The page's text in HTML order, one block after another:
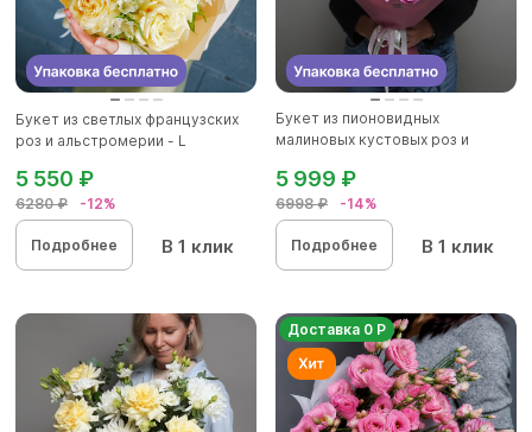
Букет из светлых французских
роз и альстромерии - L
6280 ₽ -12%
5 550 ₽
Подробнее В 1 клик
Букет из пионовидных
малиновых кустовых роз и
6998 ₽ -14%
5 999 ₽
Подробнее В 1 клик
Доставка 0 Р